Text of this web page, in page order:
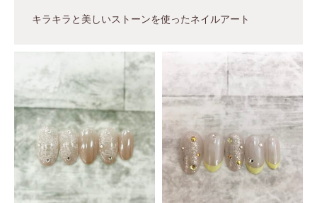
キラキラと美しいストーンを使ったネイルアート